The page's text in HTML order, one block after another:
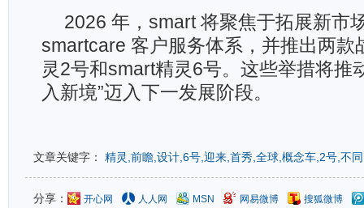
2026 年，smart 将聚焦于拓展新市
smartcare 客户服务体系，并推出两款
灵2号和smart精灵6号。这些举措将推
入新境”迈入下一发展阶段。
文章关键字： 精灵,前瞻,设计,6号,迎来,首秀,全球,概念车,2号,不同
分享： 开心网 人人网 MSN 网易微博 搜狐微博